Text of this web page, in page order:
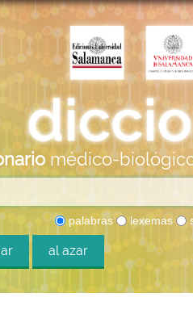
médico-
palabras lexemas
al azar